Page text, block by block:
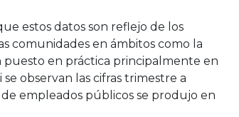
estos datos son reflejo de los
comunidades en ámbitos como la
puesto en práctica principalmente en
observan las cifras trimestre a
empleados públicos se produjo en